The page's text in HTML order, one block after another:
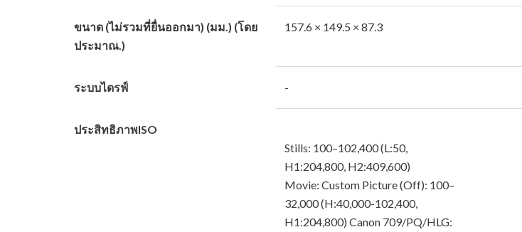
ขนาด (ไม่รวมที่ยื่นออกมา) (มม.) (โดย
ประมาณ.)
157.6 × 149.5 × 87.3
ระบบไดรฟ์ -
ประสิทธิภาพISO
Stills: 100–102,400 (L:50,
H1:204,800, H2:409,600)
Movie: Custom Picture (Off): 100–
32,000 (H:40,000-102,400,
H1:204,800) Canon 709/PQ/HLG: